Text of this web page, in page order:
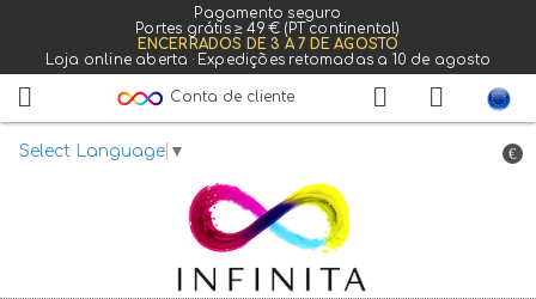
Pagamento seguro
Portes grátis ≥ 49 € (PT continental)
ENCERRADOS DE 3 A 7 DE AGOSTO
Loja online aberta · Expedições retomadas a 10 de agosto
Select Language ▼
Conta de cliente
€